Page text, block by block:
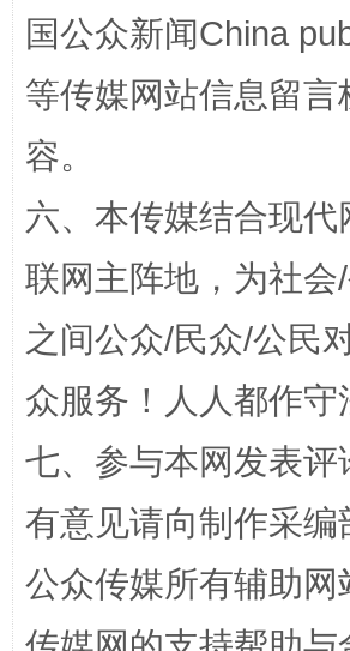
一颗心始终滚烫
国公众新闻China
等传媒网站信息留
容。
六、本传媒结合现
联网主阵地，为社
之间公众/民众/公民
众服务！人人都作守
七、参与本网发表
有意见请向制作采
公众传媒所有辅助